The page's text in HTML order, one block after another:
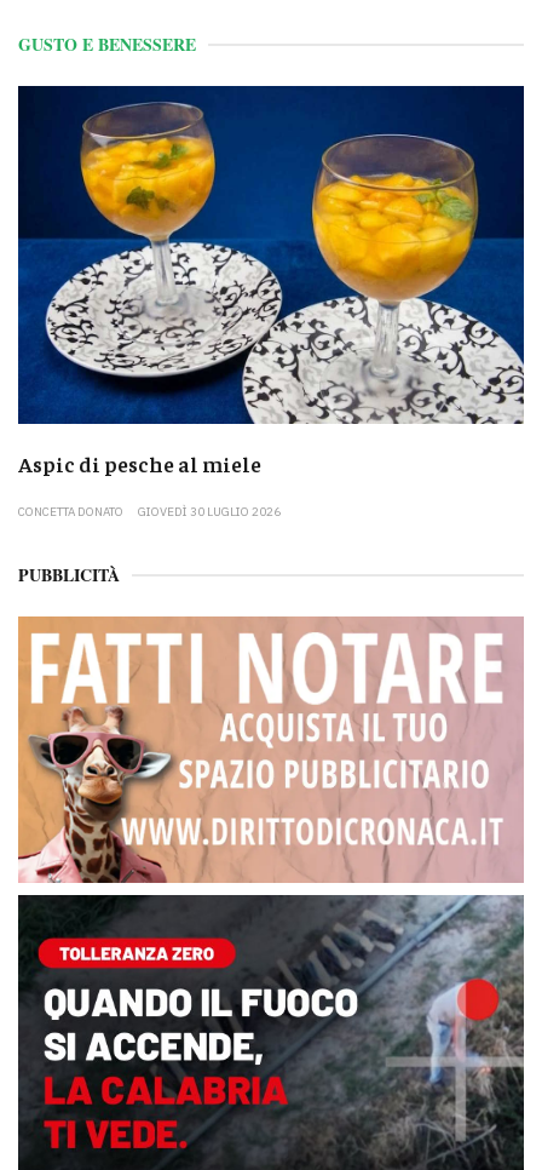
GUSTO E BENESSERE
Aspic di pesche al miele
CONCETTA DONATO GIOVEDÌ 30 LUGLIO 2026
PUBBLICITÀ